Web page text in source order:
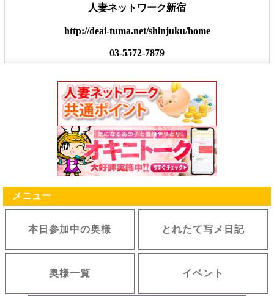
人妻ネットワーク新宿
http://deai-tuma.net/shinjuku/home
03-5572-7879
メニュー
本日参加中の奥様 とれたて写メ日記
奥様一覧 イベント